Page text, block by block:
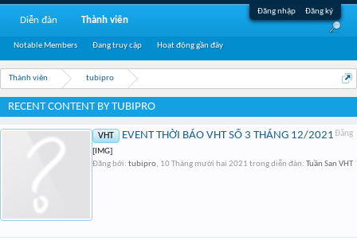
Đăng nhập Đăng ký
Thành viên tubipro
RECENT CONTENT BY TUBIPRO
Đăng
VHT EVENT THỜI BÁO VHT SỐ 3 THÁNG 12/2021
[IMG]
Đăng bởi: tubipro, 10 Tháng mười hai 2021 trong diễn đàn: Tuần San VHT
Diễn đàn Thành viên
Notable Members Đang truy cập Hoạt động gần đây